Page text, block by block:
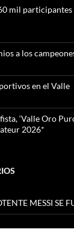
mil participantes
a los
en el Valle
‘Valle Oro
2026*
MESSI SE